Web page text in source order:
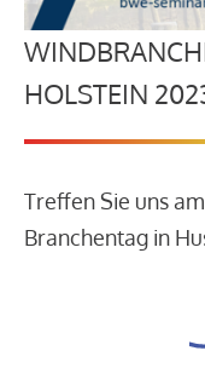
HOLSTEIN
Treffen Sie uns
Branchentag in